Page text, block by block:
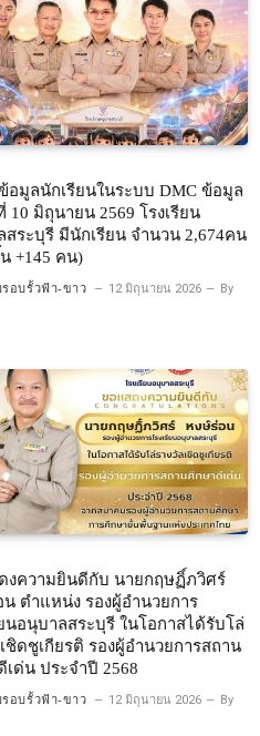
อมูลนักเรียนในระบบ DMC ข้อมูล
10 มิถุนายน 2569 โรงเรียน
สระบุรี มีนักเรียน จำนวน 2,674คน
+145 คน)
รอบรั้วฟ้า-ขาว 12 มิถุนายน 2026 By
งความยินดีกับ นายกฤษฏิ์ภวิศร์
น ตำแหน่ง รองผู้อำนวยการ
นอนุบาลสระบุรี ในโอกาสได้รับโล่
ชิดชูเกียรติ รองผู้อำนวยการสถาน
ด่น ประจำปี 2568
รอบรั้วฟ้า-ขาว 12 มิถุนายน 2026 By